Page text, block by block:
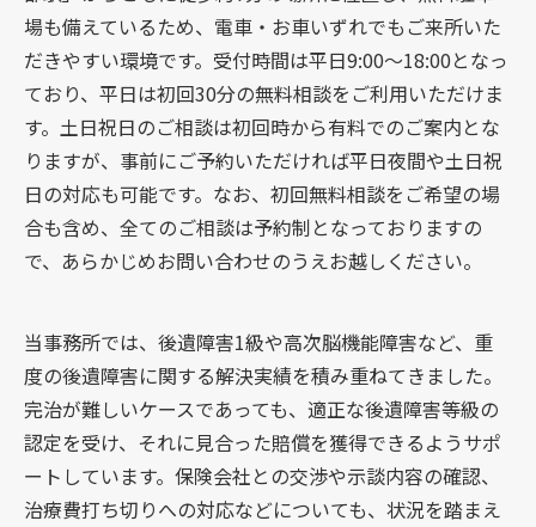
場も備えているため、電車・お車いずれでもご来所いた
だきやすい環境です。受付時間は平日9:00～18:00となっ
ており、平日は初回30分の無料相談をご利用いただけま
す。土日祝日のご相談は初回時から有料でのご案内とな
りますが、事前にご予約いただければ平日夜間や土日祝
日の対応も可能です。なお、初回無料相談をご希望の場
合も含め、全てのご相談は予約制となっておりますの
で、あらかじめお問い合わせのうえお越しください。
当事務所では、後遺障害1級や高次脳機能障害など、重
度の後遺障害に関する解決実績を積み重ねてきました。
完治が難しいケースであっても、適正な後遺障害等級の
認定を受け、それに見合った賠償を獲得できるようサポ
ートしています。保険会社との交渉や示談内容の確認、
治療費打ち切りへの対応などについても、状況を踏まえ